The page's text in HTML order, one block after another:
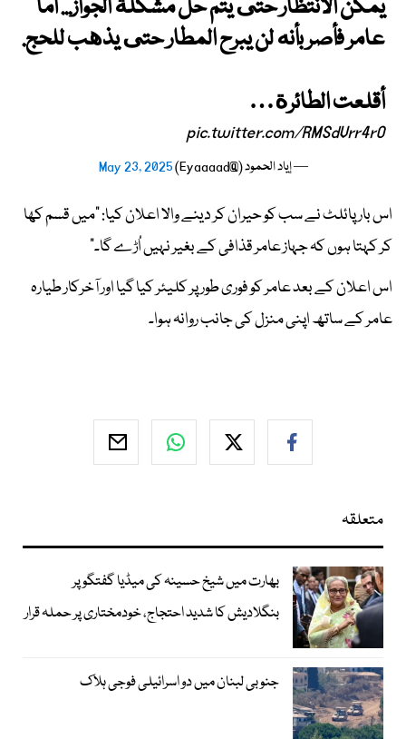
يمكن الانتظار حتى يتم حل مشكلة الجواز... أمّا
عامر فأصر بأنه لن يبرح المطار حتى يذهب للحج.
أقلعت الطائرة…
pic.twitter.com/RMSdVrr4rO
— إياد الحمود (@Eyaaaad) May 23, 2025
اس بار پائلٹ نے سب کو حیران کر دینے والا اعلان کیا: "میں قسم کھا
کر کہتا ہوں کہ جہاز عامر قذافی کے بغیر نہیں اُڑے گا۔"
اس اعلان کے بعد عامر کو فوری طور پر کلیئر کیا گیا اور آخرکار طیارہ
عامر کے ساتھ اپنی منزل کی جانب روانہ ہوا۔
متعلقہ
بھارت میں شیخ حسینہ کی میڈیا گفتگو پر
بنگلادیش کا شدید احتجاج، خودمختاری پر حملہ قرار
جنوبی لبنان میں دو اسرائیلی فوجی ہلاک